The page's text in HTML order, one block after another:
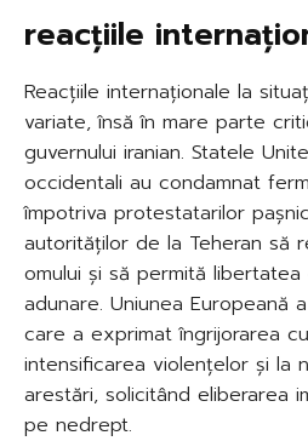
reacțiile
Reacțiile internaționale la
variate, însă în mare parte
guvernului iranian. Statele
occidentali au condamnat
împotriva protestatarilor
autorităților de la Teheran să
omului și să permită
adunare. Uniunea Europeană
care a exprimat îngrijorarea
intensificarea violențelor și la
arestări, solicitând eliberarea
pe nedrept.